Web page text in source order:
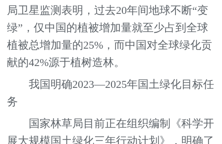
局卫星监测表明，过去20年间地球不断“变
绿”，仅中国的植被增加量就至少占到全球
植被总增加量的25%，而中国对全球绿化贡
献的42%源于植树造林。
我国明确2023—2025年国土绿化目标任
务
国家林草局目前正在组织编制《科学开
展大规模国土绿化三年行动计划》，明确了